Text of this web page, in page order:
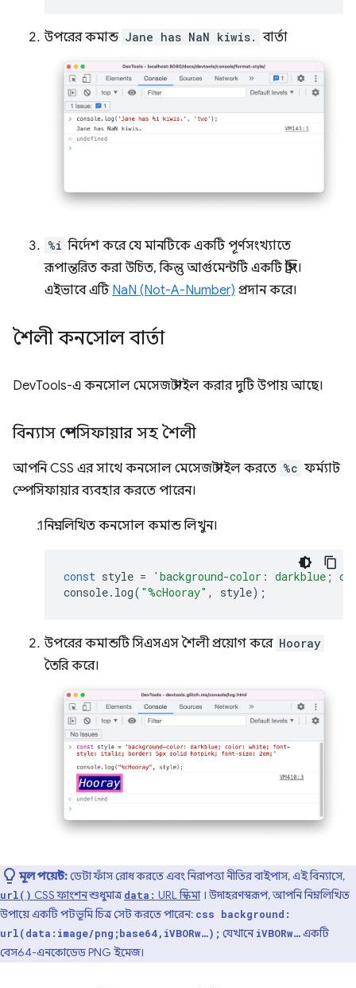
উপরের কমান্ড Jane has NaN kiwis. বার্তা
%i নির্দেশ করে যে মানটিকে একটি পূর্ণসংখ্যাতে
রূপান্তরিত করা উচিত, কিন্তু আর্গুমেন্টটি একটি স্ট্রিং।
এইভাবে এটি NaN (Not-A-Number) প্রদান করে।
শৈলী কনসোল বার্তা
DevTools-এ কনসোল মেসেজ স্টাইল করার দুটি উপায় আছে।
বিন্যাস স্পেসিফায়ার সহ শৈলী
আপনি CSS এর সাথে কনসোল মেসেজ স্টাইল করতে %c ফর্ম্যাট
স্পেসিফায়ার ব্যবহার করতে পারেন।
নিম্নলিখিত কনসোল কমান্ড লিখুন।
const style =
'background-color:
console. log( "%cHooray" , style);
উপরের কমান্ডটি সিএসএস শৈলী প্রয়োগ করে Hooray
তৈরি করে।
মূল পয়েন্ট:ডেটা ফাঁস রোধ করতে এবং নিরাপত্তা নীতির বাইপাস, এই বিন্যাসে,
url() CSS ফাংশনশুধুমাত্রdata: URL স্কিমা। উদাহরণস্বরূপ, আপনি নিম্নলিখিত
উপায়ে একটি পটভূমি চিত্র সেট করতে পারেন: css background:
url(data:image/png;base64,iVBORw…); যেখানেiVBORw…একটি
বেস64-এনকোডেড PNG ইমেজ।